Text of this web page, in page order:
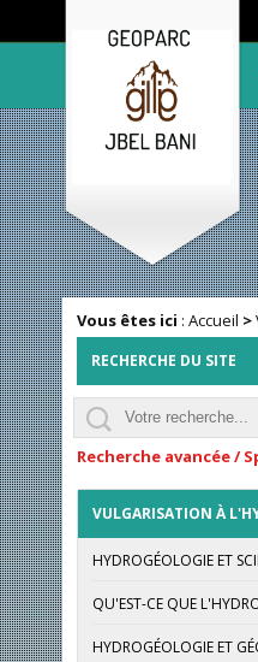
Vous êtes ici :Accueil >
RECHERCHE DU SITE
Recherche avancée /
VULGARISATION À
HYDROGÉOLOGIE ET
QU'EST-CE QUE
HYDROGÉOLOGIE ET